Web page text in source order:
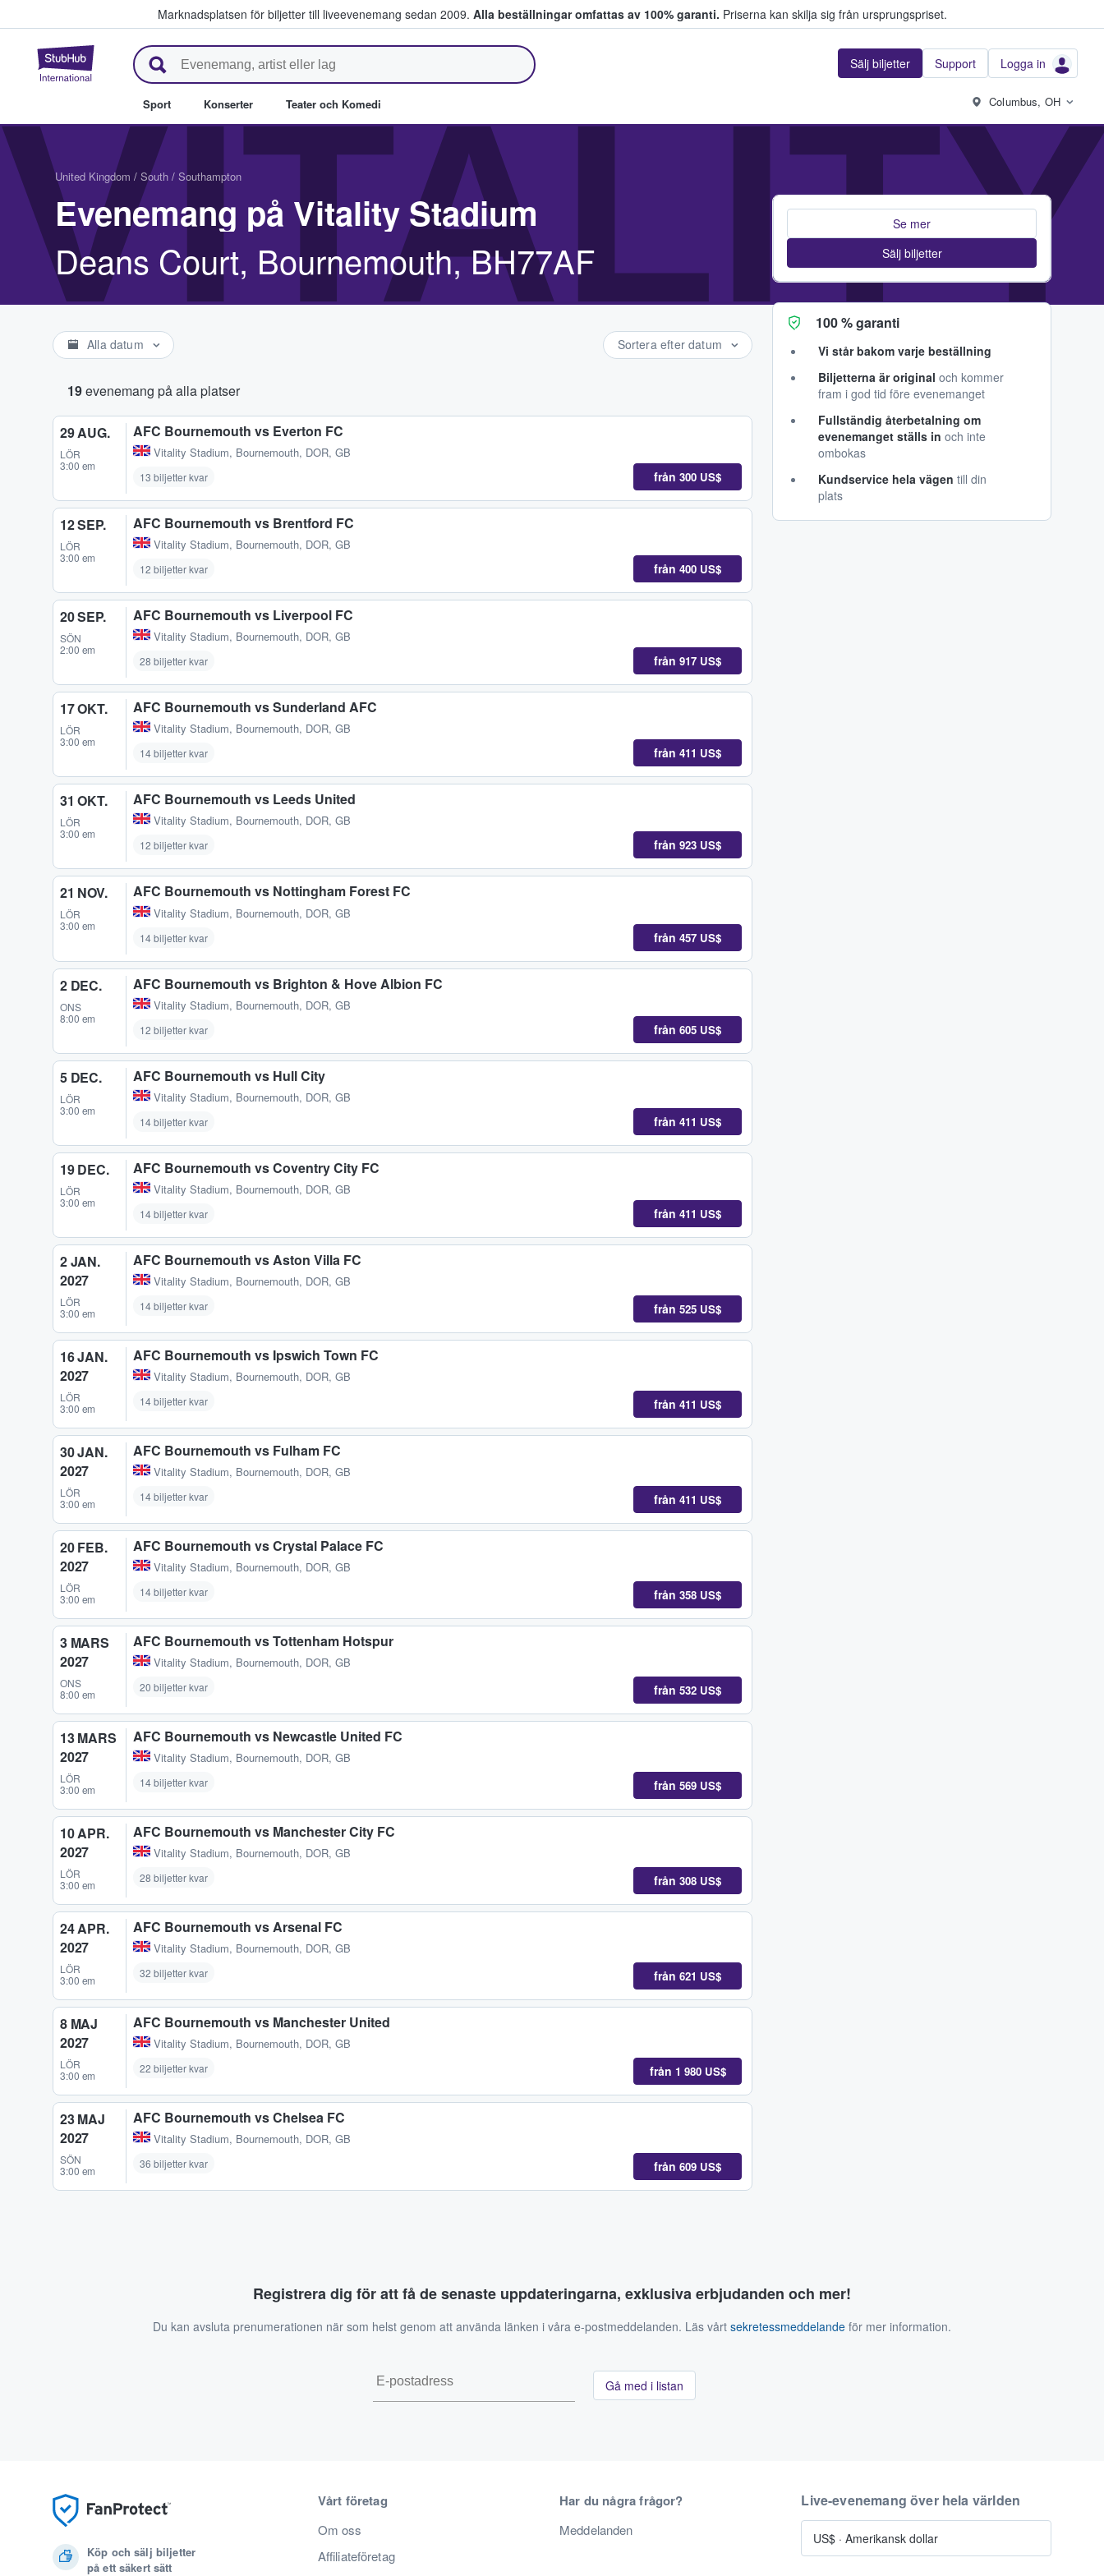
Marknadsplatsen för biljetter till liveevenemang sedan 2009. Alla beställningar omfattas av 100% garanti. Priserna kan skilja sig från ursprungspriset.
StubHub – där fans köper och säljer biljetter. Sälj biljetter Support Logga in
Sport Konserter Teater och Komedi Columbus, OH
United Kingdom / South / Southampton
Evenemang på Vitality Stadium
Deans Court, Bournemouth, BH77AF
Alla datum Sortera efter datum
19evenemang på alla platser
29 AUG.
LÖR
3:00 em
AFC Bournemouth vs Everton FC
Vitality Stadium, Bournemouth, DOR, GB
13 biljetter kvar från 300 US$
12 SEP.
LÖR
3:00 em
AFC Bournemouth vs Brentford FC
Vitality Stadium, Bournemouth, DOR, GB
12 biljetter kvar från 400 US$
20 SEP.
SÖN
2:00 em
AFC Bournemouth vs Liverpool FC
Vitality Stadium, Bournemouth, DOR, GB
28 biljetter kvar från 917 US$
17 OKT.
LÖR
3:00 em
AFC Bournemouth vs Sunderland AFC
Vitality Stadium, Bournemouth, DOR, GB
14 biljetter kvar från 411 US$
31 OKT.
LÖR
3:00 em
AFC Bournemouth vs Leeds United
Vitality Stadium, Bournemouth, DOR, GB
12 biljetter kvar från 923 US$
21 NOV.
LÖR
3:00 em
AFC Bournemouth vs Nottingham Forest FC
Vitality Stadium, Bournemouth, DOR, GB
14 biljetter kvar från 457 US$
2 DEC.
ONS
8:00 em
AFC Bournemouth vs Brighton & Hove Albion FC
Vitality Stadium, Bournemouth, DOR, GB
12 biljetter kvar från 605 US$
5 DEC.
LÖR
3:00 em
AFC Bournemouth vs Hull City
Vitality Stadium, Bournemouth, DOR, GB
14 biljetter kvar från 411 US$
19 DEC.
LÖR
3:00 em
AFC Bournemouth vs Coventry City FC
Vitality Stadium, Bournemouth, DOR, GB
14 biljetter kvar från 411 US$
2 JAN.
2027
LÖR
3:00 em
AFC Bournemouth vs Aston Villa FC
Vitality Stadium, Bournemouth, DOR, GB
14 biljetter kvar från 525 US$
16 JAN.
2027
LÖR
3:00 em
AFC Bournemouth vs Ipswich Town FC
Vitality Stadium, Bournemouth, DOR, GB
14 biljetter kvar från 411 US$
30 JAN.
2027
LÖR
3:00 em
AFC Bournemouth vs Fulham FC
Vitality Stadium, Bournemouth, DOR, GB
14 biljetter kvar från 411 US$
20 FEB.
2027
LÖR
3:00 em
AFC Bournemouth vs Crystal Palace FC
Vitality Stadium, Bournemouth, DOR, GB
14 biljetter kvar från 358 US$
3 MARS
2027
ONS
8:00 em
AFC Bournemouth vs Tottenham Hotspur
Vitality Stadium, Bournemouth, DOR, GB
20 biljetter kvar från 532 US$
13 MARS
2027
LÖR
3:00 em
AFC Bournemouth vs Newcastle United FC
Vitality Stadium, Bournemouth, DOR, GB
14 biljetter kvar från 569 US$
10 APR.
2027
LÖR
3:00 em
AFC Bournemouth vs Manchester City FC
Vitality Stadium, Bournemouth, DOR, GB
28 biljetter kvar från 308 US$
24 APR.
2027
LÖR
3:00 em
AFC Bournemouth vs Arsenal FC
Vitality Stadium, Bournemouth, DOR, GB
32 biljetter kvar från 621 US$
8 MAJ
2027
LÖR
3:00 em
AFC Bournemouth vs Manchester United
Vitality Stadium, Bournemouth, DOR, GB
22 biljetter kvar från 1 980 US$
23 MAJ
2027
SÖN
3:00 em
AFC Bournemouth vs Chelsea FC
Vitality Stadium, Bournemouth, DOR, GB
36 biljetter kvar från 609 US$
Se mer
Sälj biljetter
100 % garanti
Vi står bakom varje beställning
Biljetterna är original och kommer
fram i god tid före evenemanget
Fullständig återbetalning om
evenemanget ställs in och inte
ombokas
Kundservice hela vägen till din
plats
Registrera dig för att få de senaste uppdateringarna, exklusiva erbjudanden och mer!
Du kan avsluta prenumerationen när som helst genom att använda länken i våra e-postmeddelanden. Läs vårt sekretessmeddelande för mer information.
Gå med i listan
Köp och sälj biljetter
på ett säkert sätt
Vårt företag
Om oss
Affiliateföretag
Har du några frågor?
Meddelanden
Live-evenemang över hela världen
US$ ·Amerikansk dollar